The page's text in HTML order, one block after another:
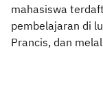
mahasiswa
pembelajaran di
Prancis, dan